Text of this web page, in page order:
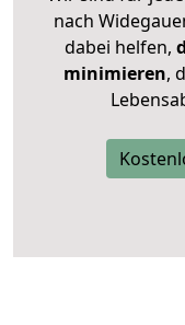
nach
dabei helfen,
minimieren,